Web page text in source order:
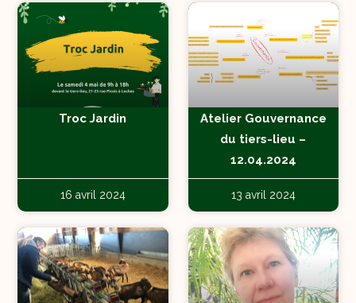
Troc Jardin
16 avril 2024
Atelier Gouvernance
du tiers-lieu –
12.04.2024
13 avril 2024